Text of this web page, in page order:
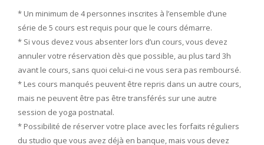
* Un minimum de 4 personnes inscrites à l’ensemble d’une
série de 5 cours est requis pour que le cours démarre.
* Si vous devez vous absenter lors d’un cours, vous devez
annuler votre réservation dès que possible, au plus tard 3h
avant le cours, sans quoi celui-ci ne vous sera pas remboursé.
* Les cours manqués peuvent être repris dans un autre cours,
mais ne peuvent être pas être transférés sur une autre
session de yoga postnatal.
* Possibilité de réserver votre place avec les forfaits réguliers
du studio que vous avez déjà en banque, mais vous devez